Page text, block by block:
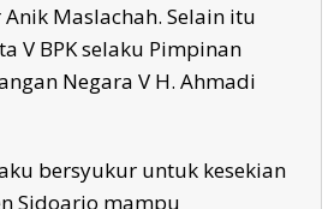
Anik Maslachah. Selain itu
V BPK selaku Pimpinan
Negara V H. Ahmadi
bersyukur untuk kesekian
Sidoarjo mampu